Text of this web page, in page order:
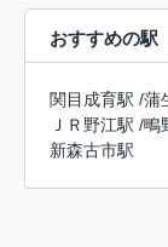
おすすめの駅
関目成育駅 /蒲
ＪＲ野江駅 /鴫
新森古市駅